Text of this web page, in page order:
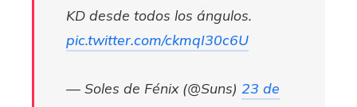
KD desde todos los ángulos.
pic.twitter.com/ckmqI30c6U
— Soles de Fénix (@Suns) 23 de